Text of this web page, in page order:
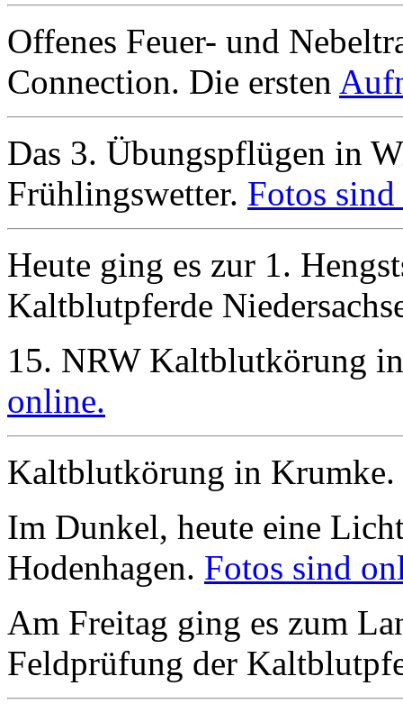
Offenes Feuer- und
Connection. Die ersten
Das 3. Übungspflügen in
Frühlingswetter. Fotos
Heute ging es zur 1.
Kaltblutpferde
15. NRW Kaltblutkörung
online.
Kaltblutkörung in Krumke.
Im Dunkel, heute eine
Hodenhagen. Fotos sind
Am Freitag ging es zum
Feldprüfung der